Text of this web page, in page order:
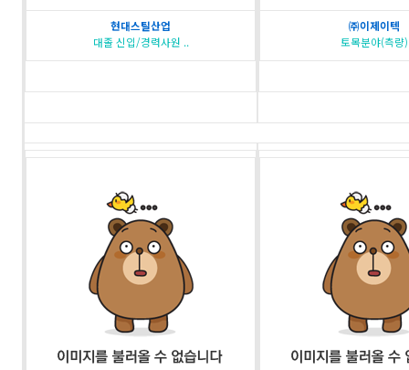
현대스틸산업
대졸 신입/경력사원 ..
㈜이제이텍
토목분야(측량)